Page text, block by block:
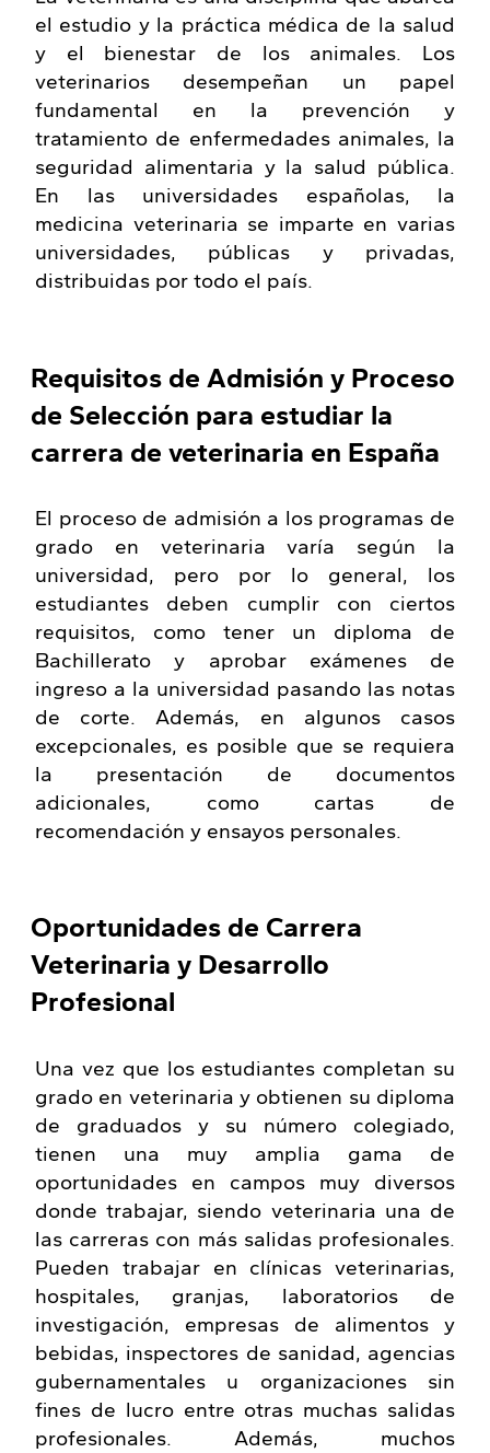
el estudio y la práctica médica de la salud
y el bienestar de los animales. Los
veterinarios desempeñan un papel
fundamental en la prevención y
tratamiento de enfermedades animales, la
seguridad alimentaria y la salud pública.
En las universidades españolas, la
medicina veterinaria se imparte en varias
universidades, públicas y privadas,
distribuidas por todo el país.
Requisitos de Admisión y Proceso
de Selección para estudiar la
carrera de veterinaria en España
El proceso de admisión a los programas de
grado en veterinaria varía según la
universidad, pero por lo general, los
estudiantes deben cumplir con ciertos
requisitos, como tener un diploma de
Bachillerato y aprobar exámenes de
ingreso a la universidad pasando las notas
de corte. Además, en algunos casos
excepcionales, es posible que se requiera
la presentación de documentos
adicionales, como cartas de
recomendación y ensayos personales.
Oportunidades de Carrera
Veterinaria y Desarrollo
Profesional
Una vez que los estudiantes completan su
grado en veterinaria y obtienen su diploma
de graduados y su número colegiado,
tienen una muy amplia gama de
oportunidades en campos muy diversos
donde trabajar, siendo veterinaria una de
las carreras con más salidas profesionales.
Pueden trabajar en clínicas veterinarias,
hospitales, granjas, laboratorios de
investigación, empresas de alimentos y
bebidas, inspectores de sanidad, agencias
gubernamentales u organizaciones sin
fines de lucro entre otras muchas salidas
profesionales. Además, muchos